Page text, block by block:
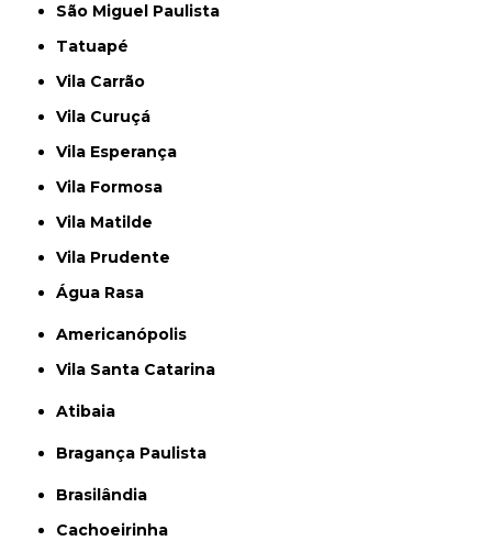
São Miguel Paulista
Tatuapé
Vila Carrão
Vila Curuçá
Vila Esperança
Vila Formosa
Vila Matilde
Vila Prudente
Água Rasa
Americanópolis
Vila Santa Catarina
Atibaia
Bragança Paulista
Brasilândia
Cachoeirinha